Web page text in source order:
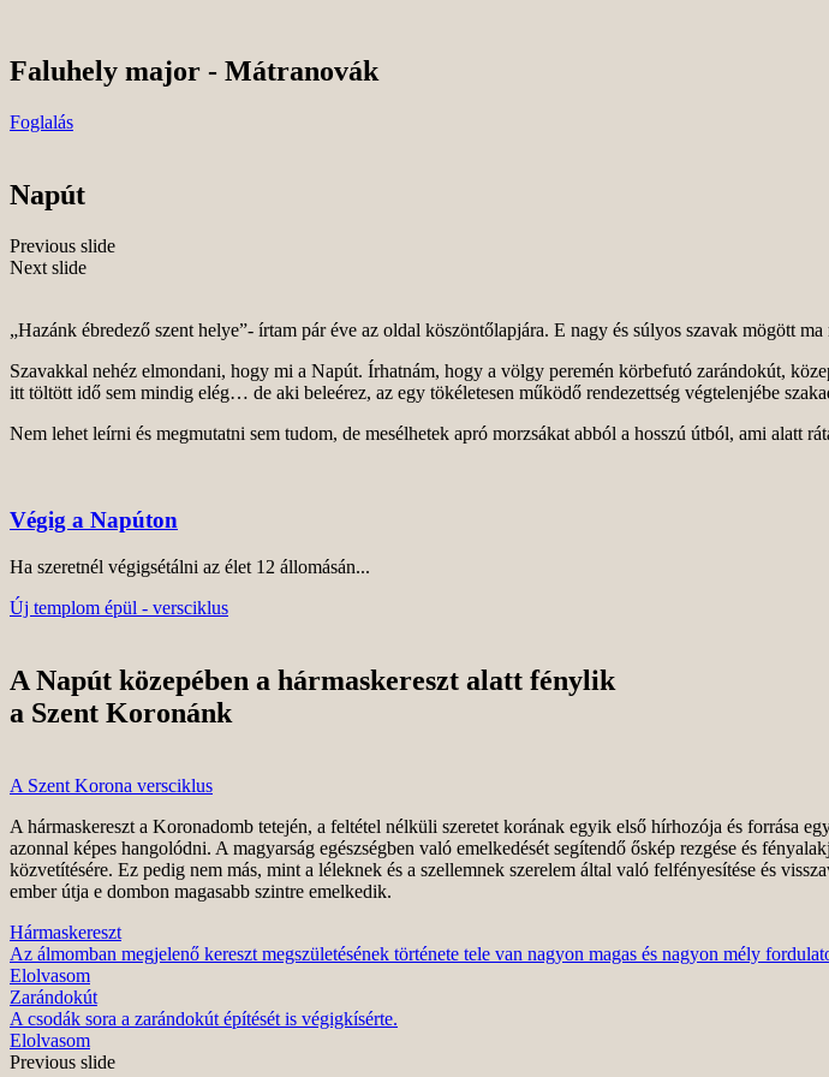
content
Faluhely major - Mátranovák
Foglalás
Napút
Previous slide
Next slide
„Hazánk ébredező szent helye”- írtam pár éve az oldal köszöntőlapjára. E nagy és súlyos szavak mögött
Szavakkal nehéz elmondani, hogy mi a Napút. Írhatnám, hogy a völgy peremén körbefutó zarándokút,
itt töltött idő sem mindig elég… de aki beleérez, az egy tökéletesen működő rendezettség végtelenjébe
Nem lehet leírni és megmutatni sem tudom, de mesélhetek apró morzsákat abból a hosszú útból, ami alatt
Végig a Napúton
Ha szeretnél végigsétálni az élet 12 állomásán...
Új templom épül - versciklus
A Napút közepében a hármaskereszt alatt fénylik
a Szent Koronánk
A Szent Korona versciklus
A hármaskereszt a Koronadomb tetején, a feltétel nélküli szeretet korának egyik első hírhozója és forrása
azonnal képes hangolódni. A magyarság egészségben való emelkedését segítendő őskép rezgése és
közvetítésére. Ez pedig nem más, mint a léleknek és a szellemnek szerelem által való felfényesítése és
ember útja e dombon magasabb szintre emelkedik.
Hármaskereszt
Az álmomban megjelenő kereszt megszületésének története tele van nagyon magas és nagyon mély
Elolvasom
Zarándokút
A csodák sora a zarándokút építését is végigkísérte.
Elolvasom
Previous slide